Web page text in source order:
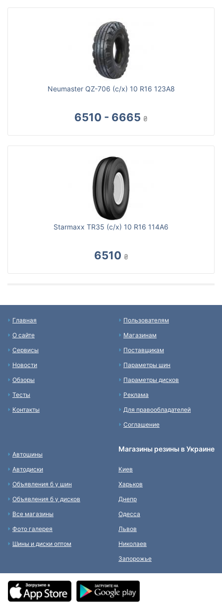
Neumaster QZ-706 (с/х) 10 R16 123A8
6510 - 6665 ₴
Starmaxx TR35 (с/х) 10 R16 114A6
6510 ₴
Главная
О сайте
Сервисы
Новости
Обзоры
Тесты
Контакты
Пользователям
Магазинам
Поставщикам
Параметры шин
Параметры дисков
Реклама
Для правообладателей
Соглашение
Автошины
Автодиски
Объявления б у шин
Объявления б у дисков
Все магазины
Фото галерея
Шины и диски оптом
Магазины резины в Украине
Киев
Харьков
Днепр
Одесса
Львов
Николаев
Запорожье